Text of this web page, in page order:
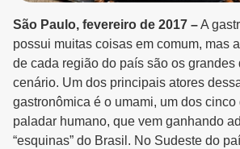
São Paulo, fevereiro de 2017 –A
possui muitas coisas em comum, mas
de cada região do país são os grandes
cenário. Um dos principais atores
gastronômica é o umami, um dos
paladar humano, que vem ganhando
“esquinas” do Brasil. No Sudeste do